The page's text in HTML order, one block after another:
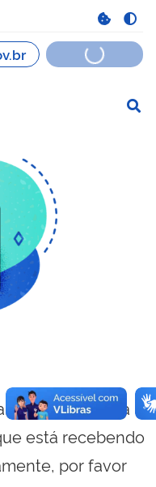
visualizar essa
está recebendo
por favor